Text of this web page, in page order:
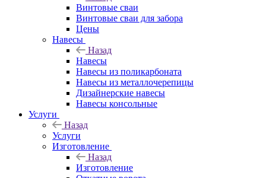
Винтовые сваи
Винтовые сваи для забора
Цены
Навесы
Назад
Навесы
Навесы из поликарбоната
Навесы из металлочерепицы
Дизайнерские навесы
Навесы консольные
Услуги
Назад
Услуги
Изготовление
Назад
Изготовление